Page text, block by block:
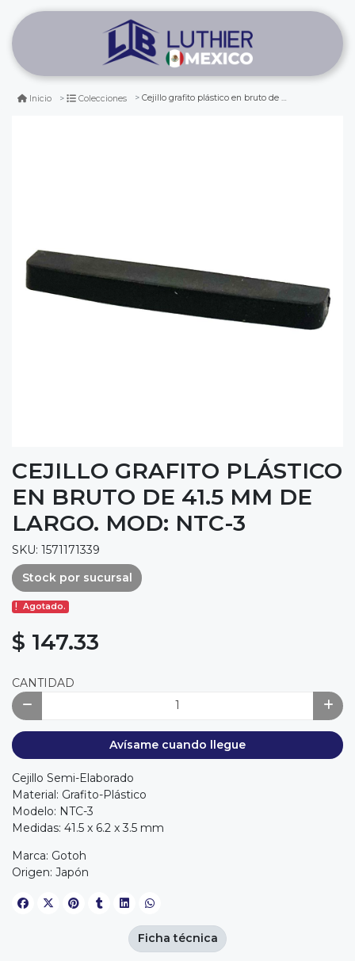
Inicio Colecciones Cejillo grafito plástico en bruto de 41.5 mm de largo. mod: ntc-3
CEJILLO GRAFITO PLÁSTICO
EN BRUTO DE 41.5 MM DE
LARGO. MOD: NTC-3
SKU: 1571171339
Stock por sucursal
Agotado.
$ 147.33
CANTIDAD
Avísame cuando llegue
Cejillo Semi-Elaborado
Material: Grafito-Plástico
Modelo: NTC-3
Medidas: 41.5 x 6.2 x 3.5 mm
Marca: Gotoh
Origen: Japón
Ficha técnica